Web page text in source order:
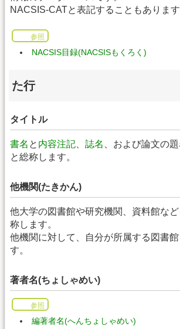
NACSIS-CATと表記することもあります
参照
NACSIS目録(NACSISもくろく)
た行
タイトル
書名 と 内容注記 誌名
、および論文の
と総称します。
他機関(たきかん)
他大学の図書館や研究機関、資料館な
称します。
他機関に対して、自分が所属する図書館
す。
著者名(ちょしゃめい)
参照
編著者名(へんちょしゃめい)